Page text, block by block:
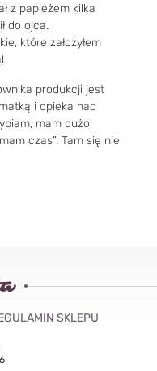
z papieżem kilka
do ojca.
które założyłem
produkcji jest
i opieka nad
mam dużo
czas”. Tam się nie
SKLEPU